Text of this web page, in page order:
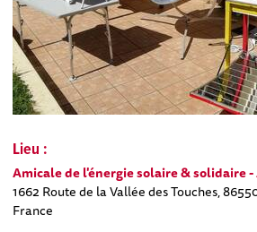
Lieu :
Amicale de l'énergie solaire & solidaire -
1662 Route de la Vallée des Touches,
France